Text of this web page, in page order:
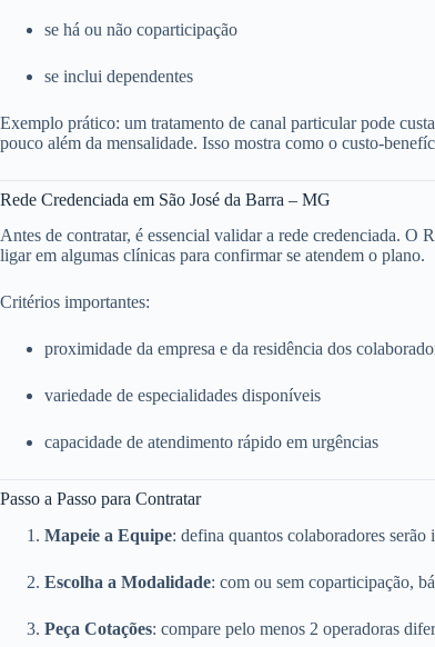
se há ou não coparticipação
se inclui dependentes
Exemplo prático: um tratamento de canal particular pode
pouco além da mensalidade. Isso mostra como o custo-
Rede Credenciada em São José da Barra – MG
Antes de contratar, é essencial validar a rede credenciada. O
ligar em algumas clínicas para confirmar se atendem o plano.
Critérios importantes:
proximidade da empresa e da residência dos
variedade de especialidades disponíveis
capacidade de atendimento rápido em urgências
Passo a Passo para Contratar
Mapeie a Equipe: defina quantos colaboradores serão
Escolha a Modalidade: com ou sem coparticipação,
Peça Cotações: compare pelo menos 2 operadoras